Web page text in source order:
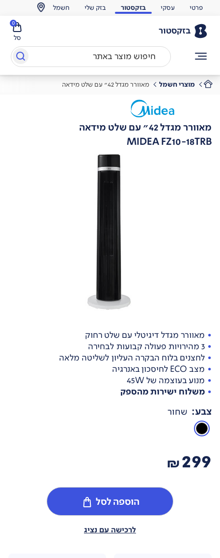
פרטי עסקי בזקסטור בזק שלי חשמל
בזקסטור
סל
0
מוצרי חשמל מאוורר מגדל 42" עם שלט מידאה
מאוורר מגדל 42" עם שלט מידאה
MIDEA FZ10-18TRB
מאוורר מגדל דיגיטלי עם שלט רחוק
3 מהירויות פעולה קבועות לבחירה
לחצנים בלוח הבקרה העליון לשליטה מלאה
מצב ECO לחיסכון באנרגיה
מנוע בעוצמה של 45W
משלוח ישירות מהספק
צבע: שחור
299
₪
הוספה לסל
לרכישה עם נציג